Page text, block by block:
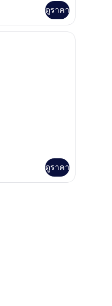
ดูราคา
ม่านกันแสง
JQ | เครื่องนอนระดับพรีเมียม, มินิบ
ดูราคา